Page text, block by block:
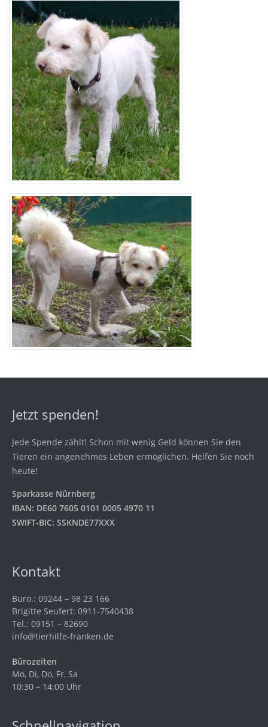
Jetzt spenden!
Jede Spende zählt! Schon mit wenig Geld können Sie den
Tieren ein angenehmes Leben ermöglichen. Helfen Sie noch
heute!
Sparkasse Nürnberg
IBAN: DE60 7605 0101 0005 4970 11
SWIFT-BIC: SSKNDE77XXX
Kontakt
Büro.: 09244 – 98 23 166
Brigitte Seufert: 0911-7540438
Tel.: 09151 – 82690
info@tierhilfe-franken.de
Bürozeiten
Mo, Di, Do, Fr, Sa
10:30 – 14:00 Uhr